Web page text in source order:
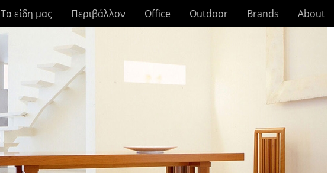
Τα είδη μας Περιβάλλον Office Outdoor Brands About